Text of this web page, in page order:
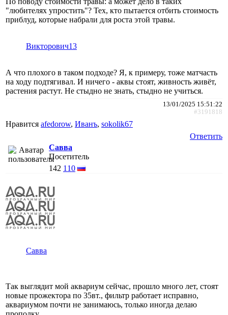
"любителях упростить"? Тех, кто пытается отбить стоимость
приблуд, которые набрали для роста этой травы.
Викторович13
А что плохого в таком подходе? Я, к примеру, тоже матчасть
на ходу подтягивал. И ничего - аквы стоят, живность живёт,
растения растут. Не стыдно не знать, стыдно не учиться.
13/01/2025 15:51:22
#3191818
Нравится afedorow, Иванъ, sokolik67
Ответить
Савва
Посетитель
142 110
Савва
Так выглядит мой аквариум сейчас, прошло много лет, стоят
новые прожектора по 35вт., фильтр работает исправно,
аквариумом почти не занимаюсь, только иногда делаю